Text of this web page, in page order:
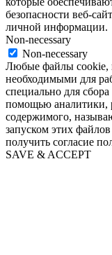
безопасности веб-
личной информации.
Non-necessary
Non-necessary
Любые файлы cookie,
необходимыми для
специально для
помощью аналитики,
содержимого,
запуском этих
получить согласие
SAVE & ACCEPT